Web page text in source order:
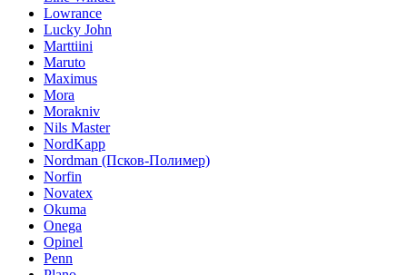
Lowrance
Lucky John
Marttiini
Maruto
Maximus
Mora
Morakniv
Nils Master
NordKapp
Nordman (Псков-Полимер)
Norfin
Novatex
Okuma
Onega
Opinel
Penn